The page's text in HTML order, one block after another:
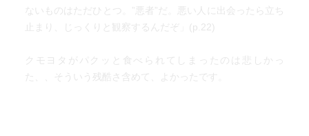
ないものはただひとつ。”悪者”だ。悪い人に出会ったら立ち
止まり、じっくりと観察するんだぞ」(p.22)
クモヨタがパクッと食べられてしまったのは悲しかっ
た、、そういう残酷さ含めて、よかったです。